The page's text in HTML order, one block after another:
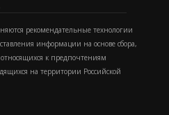
рекомендательные технологии
информации на основе сбора,
к предпочтениям
на территории Российской